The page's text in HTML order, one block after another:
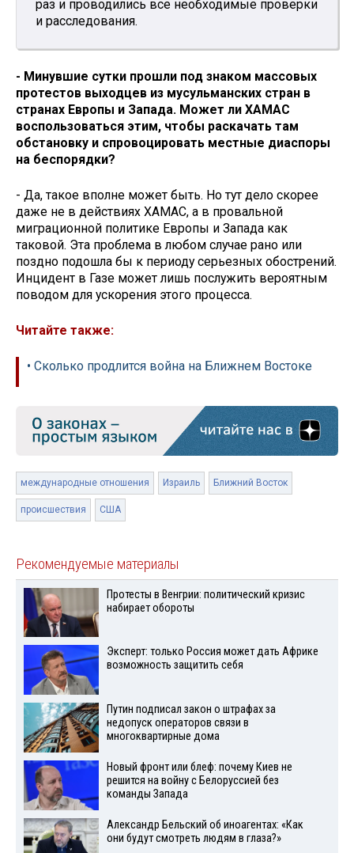
раз и проводились все необходимые проверки
и расследования.
- Минувшие сутки прошли под знаком массовых
протестов выходцев из мусульманских стран в
странах Европы и Запада. Может ли ХАМАС
воспользоваться этим, чтобы раскачать там
обстановку и спровоцировать местные диаспоры
на беспорядки?
- Да, такое вполне может быть. Но тут дело скорее
даже не в действиях ХАМАС, а в провальной
миграционной политике Европы и Запада как
таковой. Эта проблема в любом случае рано или
поздно подошла бы к периоду серьезных обострений.
Инцидент в Газе может лишь послужить вероятным
поводом для ускорения этого процесса.
Читайте также:
• Сколько продлится война на Ближнем Востоке
международные отношения Израиль Ближний Восток
происшествия США
Рекомендуемые материалы
Протесты в Венгрии: политический кризис
набирает обороты
Эксперт: только Россия может дать Африке
возможность защитить себя
Путин подписал закон о штрафах за
недопуск операторов связи в
многоквартирные дома
Новый фронт или блеф: почему Киев не
решится на войну с Белоруссией без
команды Запада
Александр Бельский об иноагентах: «Как
они будут смотреть людям в глаза?»